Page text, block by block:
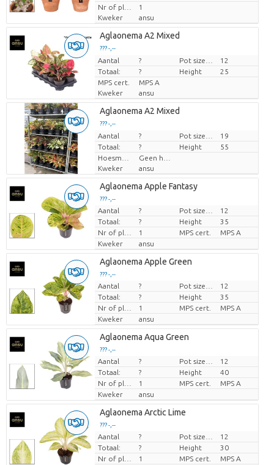
1
Kweker
ansu
Aglaonema A2 Mixed
??? -,--
Prijs per stuk
Aantal ?
12
Totaal:
? Height
25
MPS cert.
MPS A
Kweker
ansu
Aglaonema A2 Mixed
??? -,--
Prijs per stuk
Aantal ?
19
Totaal:
? Height
55
Kweker
ansu
Aglaonema Apple Fantasy
??? -,--
Prijs per stuk
Aantal ?
12
Totaal:
? Height
35
1 MPS cert.
MPS A
Kweker
ansu
Aglaonema Apple Green
??? -,--
Prijs per stuk
Aantal ?
12
Totaal:
? Height
35
1 MPS cert.
MPS A
Kweker
ansu
Aglaonema Aqua Green
??? -,--
Prijs per stuk
Aantal ?
12
Totaal:
? Height
40
1 MPS cert.
MPS A
Kweker
ansu
Aglaonema Arctic Lime
??? -,--
Prijs per stuk
Aantal ?
12
Totaal:
? Height
30
1 MPS cert.
MPS A